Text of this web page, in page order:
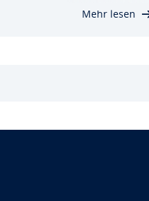
Mehr lesen